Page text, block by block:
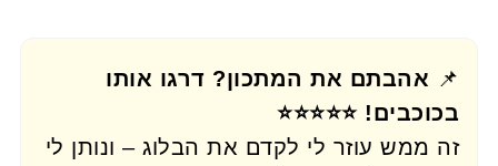
📌 אהבתם את המתכון? דרגו אותו
בכוכבים! ⭐⭐⭐⭐⭐
זה ממש עוזר לי לקדם את הבלוג – ונותן לי